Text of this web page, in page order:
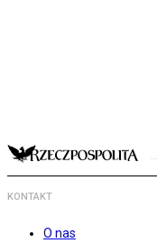
KONTAKT
O nas